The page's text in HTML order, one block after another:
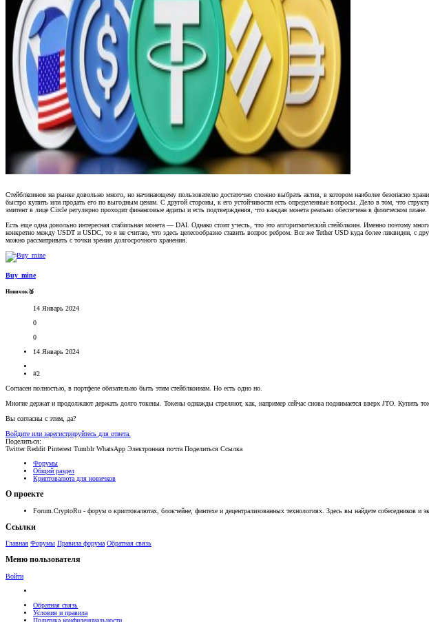
Стейблкоинов на рынке довольно много, но начинающему пользователю достаточно сложно выбрать актив, в котором наиболее безопасно
быстро купить или продать его по выгодным ценам. С другой стороны, к его устойчивости есть определенные вопросы. Дело в том, что
эмитент в лице Circle регулярно проходит финансовые аудиты и есть подтверждения, что каждая монета реально обеспечена в физическом плане.
Есть еще одна довольно интересная стабильная монета — DAI. Однако стоит учесть, что это алгоритмический стейблкоин. Именно поэтому
конкретно между USDT и USDC, то я не считаю, что здесь целесообразно ставить вопрос ребром. Все же Tether USD куда более ликвиден,
можно рассматривать с точки зрения долгосрочного хранения.
Buy_mine
Новичок🥉
14 Январь 2024
0
0
14 Январь 2024
#2
Согласен полностью, в портфеле обязательно быть этим стейблкоинам. Но есть одно но.
Многие держат и продолжают держать долго токены. Токены однажды стреляют, как, например сейчас снова поднимается вверх JTO.
Вы согласны с этим, да?
Войдите или зарегистрируйтесь для ответа.
Поделиться:
Twitter Reddit Pinterest Tumblr WhatsApp Электронная почта Поделиться Ссылка
Форумы
Общий раздел
Криптовалюта для новичков
О проекте
Forum.CryptoRu - форум о криптовалютах, блокчейне, финтехе и децентрализованных технологиях. Здесь вы найдете собеседников и
Ссылки
Главная Форумы Правила форума Обратная связь
Меню пользователя
Войти
Обратная связь
Условия и правила
Политика конфиденциальности